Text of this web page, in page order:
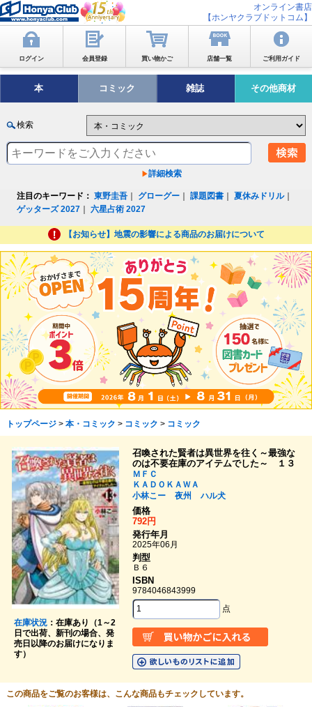
オンライン書店
【ホンヤクラブドットコム】
ログイン 会員登録 買い物かご 店舗一覧 ご利用ガイド
本 コミック 雑誌 その他商材
検索
詳細検索
注目のキーワード： 東野圭吾 グローグー ｜課題図書 ｜夏休みドリル｜
ゲッターズ 2027 ｜六星占術 2027
【お知らせ】地震の影響による商品のお届けについて
トップページ> 本・コミック > コミック > コミック
在庫状況：在庫あり（1～2
日で出荷、新刊の場合、発
売日以降のお届けになりま
す）
召喚された賢者は異世界を往く～最強な
のは不要在庫のアイテムでした～ １３
ＭＦＣ
ＫＡＤＯＫＡＷＡ
小林こー
夜州
ハル犬
価格
792円
発行年月
2025年06月
判型
Ｂ６
ISBN
9784046843999
点
この商品をご覧のお客様は、こんな商品もチェックしています。